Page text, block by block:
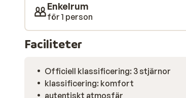
Enkelrum
för 1 person
Faciliteter
Officiell klassificering: 3 stjärnor
klassificering: komfort
autentiskt atmosfär